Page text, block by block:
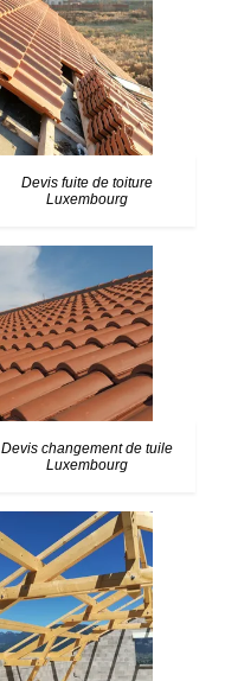
Devis fuite de toiture
Luxembourg
Devis changement de tuile
Luxembourg